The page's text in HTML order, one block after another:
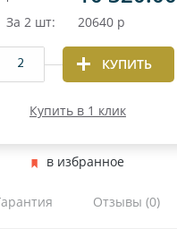
За 2 шт: 20640 р
КУПИТЬ
Купить в 1 клик
в избранное
Отзывы (0)